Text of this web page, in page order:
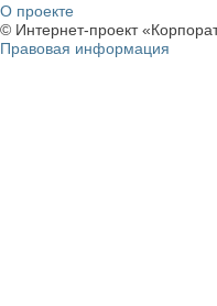
О проекте
© Интернет-проект
Правовая информация